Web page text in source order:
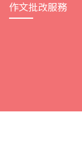
作文批改服務